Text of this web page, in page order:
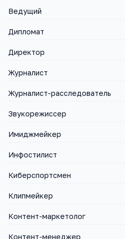
Ведущий
Дипломат
Директор
Журналист
Журналист-расследователь
Звукорежиссер
Имиджмейкер
Инфостилист
Киберспортсмен
Клипмейкер
Контент-маркетолог
Контент-менеджер